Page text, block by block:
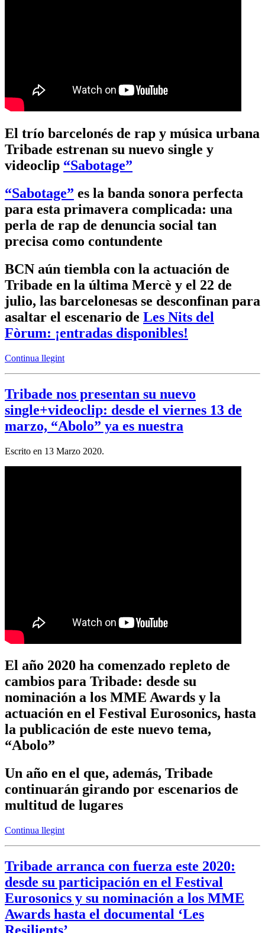
El trío barcelonés de rap y música urbana
Tribade estrenan su nuevo single y
videoclip “Sabotage”
“Sabotage” es la banda sonora perfecta
para esta primavera complicada: una
perla de rap de denuncia social tan
precisa como contundente
BCN aún tiembla con la actuación de
Tribade en la última Mercè y el 22 de
julio, las barcelonesas se desconfinan para
asaltar el escenario de Les Nits del
Fòrum: ¡entradas disponibles!
Continua llegint
Tribade nos presentan su nuevo
single+videoclip: desde el viernes 13 de
marzo, “Abolo” ya es nuestra
Escrito en 13 Marzo 2020.
El año 2020 ha comenzado repleto de
cambios para Tribade: desde su
nominación a los MME Awards y la
actuación en el Festival Eurosonics, hasta
la publicación de este nuevo tema,
“Abolo”
Un año en el que, además, Tribade
continuarán girando por escenarios de
multitud de lugares
Continua llegint
Tribade arranca con fuerza este 2020:
desde su participación en el Festival
Eurosonics y su nominación a los MME
Awards hasta el documental ‘Les